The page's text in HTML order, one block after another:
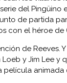
del Pingüino
de partida
con el héroe de
de Reeves.
y Jim Lee y
película animada